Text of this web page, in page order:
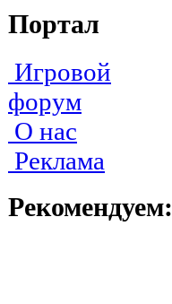
Портал
Игровой
форум
О нас
Реклама
Рекомендуем: